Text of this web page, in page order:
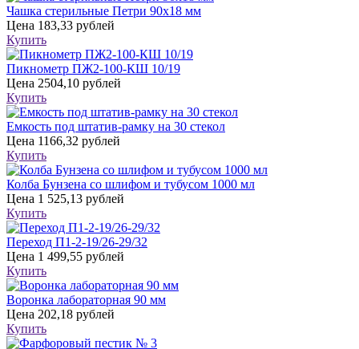
Чашка стерильные Петри 90х18 мм
Цена 183,33 рублей
Купить
Пикнометр ПЖ2-100-КШ 10/19
Цена 2504,10 рублей
Купить
Емкость под штатив-рамку на 30 стекол
Цена 1166,32 рублей
Купить
Колба Бунзена со шлифом и тубусом 1000 мл
Цена 1 525,13 рублей
Купить
Переход П1-2-19/26-29/32
Цена 1 499,55 рублей
Купить
Воронка лабораторная 90 мм
Цена 202,18 рублей
Купить